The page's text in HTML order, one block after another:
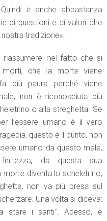
è anche abbastanza
di questioni e di valori che
tradizione».
riassumerei nel fatto che si
che la morte viene
più paura perché viene
non è riconosciuta più
o alla streghetta. Se
l’essere umano è il vero
questo è il punto, non
umano da questo male,
da questa sua
diventa lo scheletrino,
non va più presa sul
Una volta si diceva:
stare i santi”. Adesso, è